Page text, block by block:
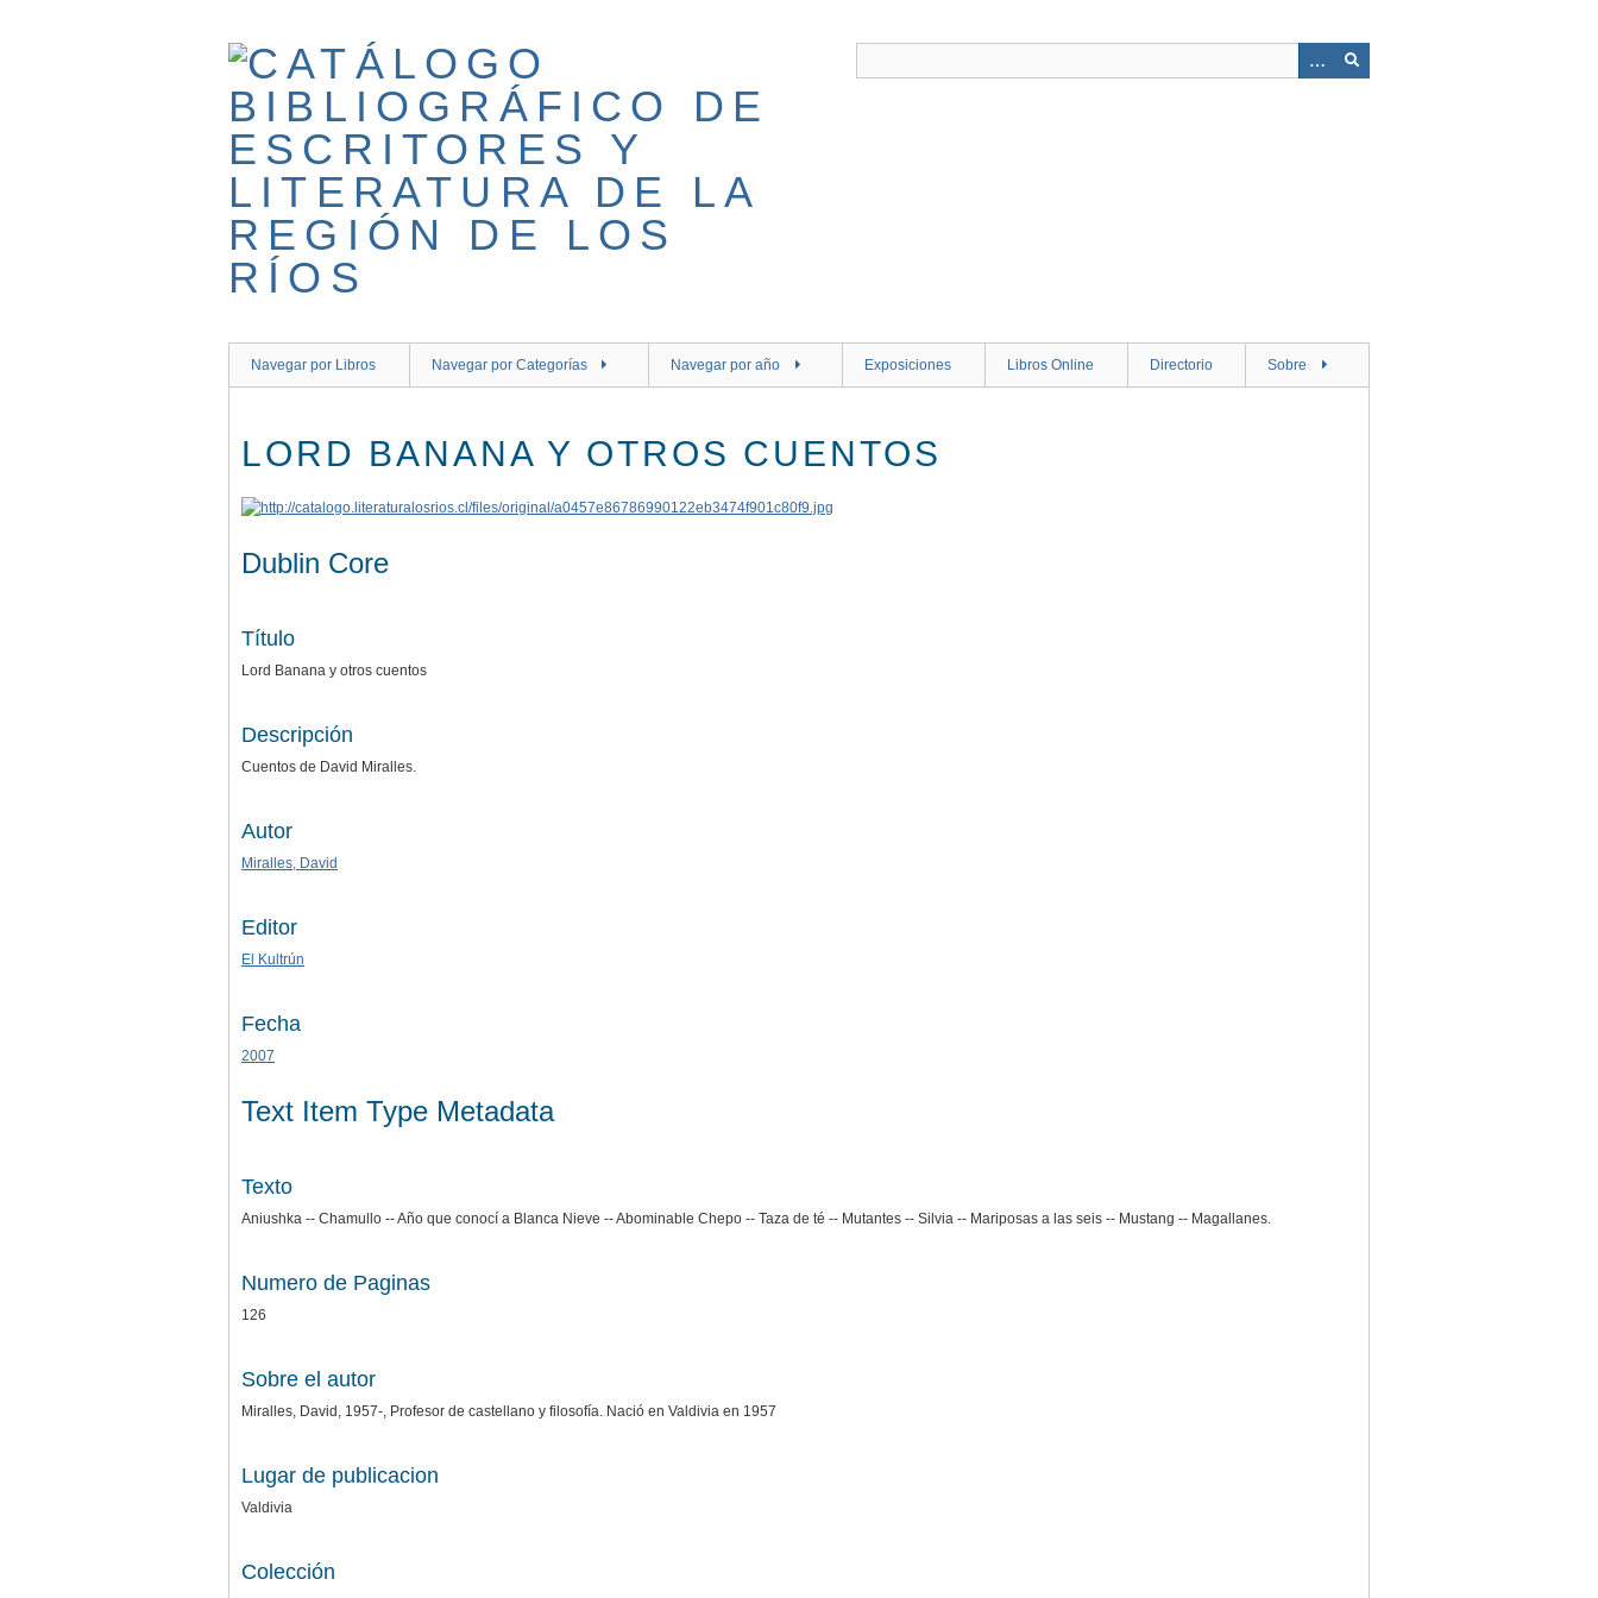
Navegar por Libros Navegar por Categorías Navegar por año Exposiciones Libros Online Directorio Sobre
LORD BANANA Y OTROS CUENTOS
Dublin Core
Título
Lord Banana y otros cuentos
Descripción
Cuentos de David Miralles.
Autor
Miralles, David
Editor
El Kultrún
Fecha
2007
Text Item Type Metadata
Texto
Aniushka -- Chamullo -- Año que conocí a Blanca Nieve -- Abominable Chepo -- Taza de té -- Mutantes -- Silvia -- Mariposas a las seis -- Mustang -- Magallanes.
Numero de Paginas
126
Sobre el autor
Miralles, David, 1957-, Profesor de castellano y filosofía. Nació en Valdivia en 1957
Lugar de publicacion
Valdivia
Colección